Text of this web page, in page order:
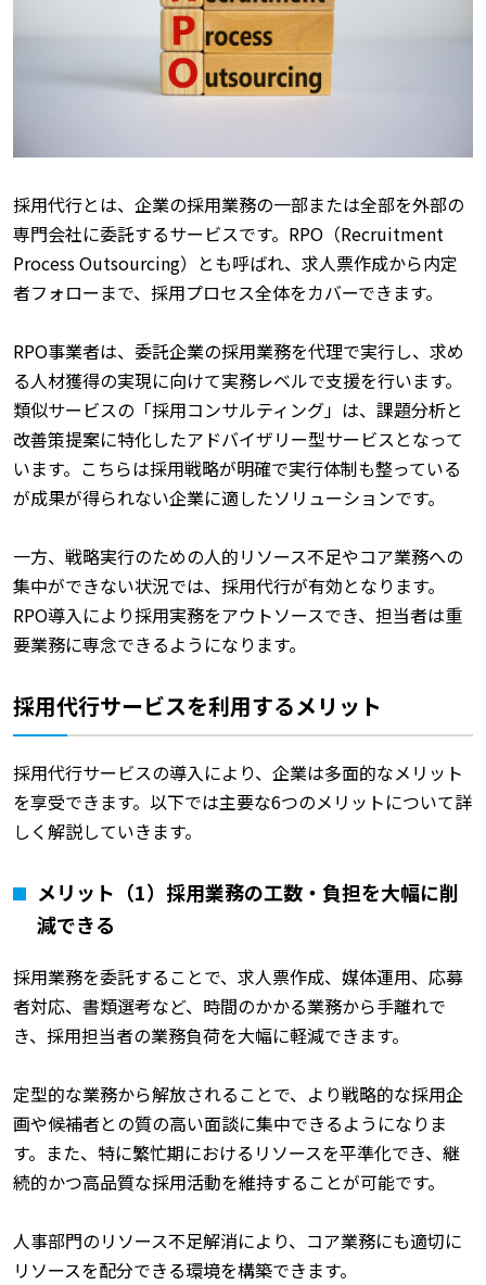
採用代行とは、企業の採用業務の一部または全部を外部の
専門会社に委託するサービスです。RPO（Recruitment
Process Outsourcing）とも呼ばれ、求人票作成から内定
者フォローまで、採用プロセス全体をカバーできます。
RPO事業者は、委託企業の採用業務を代理で実行し、求め
る人材獲得の実現に向けて実務レベルで支援を行います。
類似サービスの「採用コンサルティング」は、課題分析と
改善策提案に特化したアドバイザリー型サービスとなって
います。こちらは採用戦略が明確で実行体制も整っている
が成果が得られない企業に適したソリューションです。
一方、戦略実行のための人的リソース不足やコア業務への
集中ができない状況では、採用代行が有効となります。
RPO導入により採用実務をアウトソースでき、担当者は重
要業務に専念できるようになります。
採用代行サービスを利用するメリット
採用代行サービスの導入により、企業は多面的なメリット
を享受できます。以下では主要な6つのメリットについて詳
しく解説していきます。
メリット（1）採用業務の工数・負担を大幅に削
減できる
採用業務を委託することで、求人票作成、媒体運用、応募
者対応、書類選考など、時間のかかる業務から手離れで
き、採用担当者の業務負荷を大幅に軽減できます。
定型的な業務から解放されることで、より戦略的な採用企
画や候補者との質の高い面談に集中できるようになりま
す。また、特に繁忙期におけるリソースを平準化でき、継
続的かつ高品質な採用活動を維持することが可能です。
人事部門のリソース不足解消により、コア業務にも適切に
リソースを配分できる環境を構築できます。